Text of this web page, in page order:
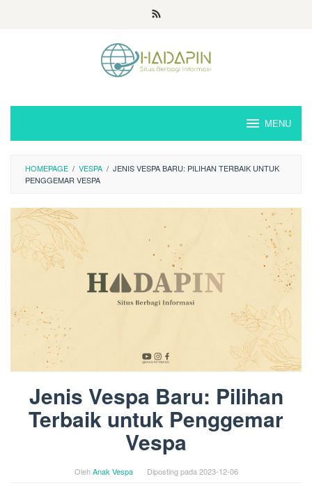
MENU
HOMEPAGE / VESPA / JENIS VESPA BARU: PILIHAN TERBAIK UNTUK
PENGGEMAR VESPA
Jenis Vespa Baru: Pilihan
Terbaik untuk Penggemar
Vespa
OlehAnak Vespa Diposting pada 2023-12-06